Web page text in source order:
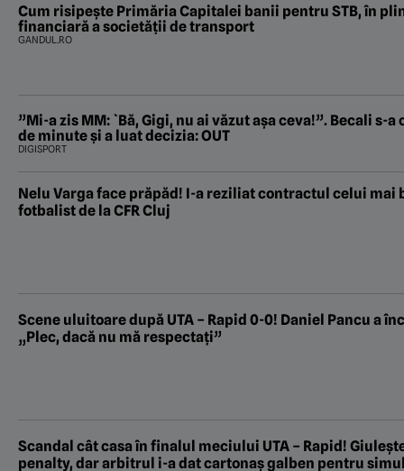
Cum risipește Primăria Capitalei banii pentru STB, în
financiară a societății de transport
GANDUL.RO
”Mi-a zis MM: `Bă, Gigi, nu ai văzut așa ceva!”. Becali s-a
de minute și a luat decizia: OUT
DIGISPORT
Nelu Varga face prăpăd! I-a reziliat contractul celui mai
fotbalist de la CFR Cluj
Scene uluitoare după UTA – Rapid 0-0! Daniel Pancu a
„Plec, dacă nu mă respectați”
Scandal cât casa în finalul meciului UTA – Rapid!
penalty, dar arbitrul i-a dat cartonaș galben pentru